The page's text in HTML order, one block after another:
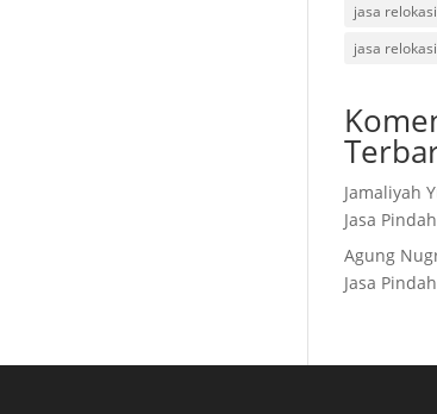
jasa
jasa
Jamaliyah
Jasa
Agung
Jasa